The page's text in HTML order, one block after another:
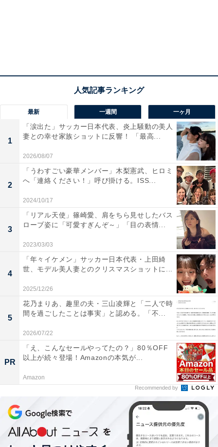
最新 一週間 一ヶ月
1
「涙出た」サッカー日本代表、炎上騒動の美人
妻との幸せ家族ショットに反響！ 「最高...
2026/08/07
2
「うわすごい豪華メンバー」木梨憲武、ヒロミ
へ「連絡ください！」呼び掛ける。ISS...
2024/10/17
3
「リアル天使」篠崎愛、肩をちら見せしたバス
ローブ姿に「可愛すぎんぞ～」「目の表情...
2023/03/03
4
「年々イケメン」サッカー日本代表・上田綺
世、モデル美人妻とのクリスマスショットに...
2025/12/26
5
花乃まりあ、趣里の夫・三山凌輝と「二人で時
間を過ごしたことは事実」と認める。「不...
2026/07/22
PR
「え、こんなセールやってたの？」80％OFF
以上が続々登場！Amazonの本気が...
Amazon
Recommended by